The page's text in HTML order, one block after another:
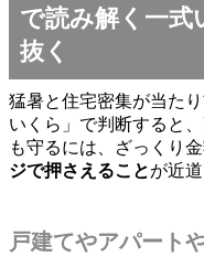
で読み解く一式
抜く
猛暑と住宅密集が当た
いくら」で判断すると
も守るには、ざっくり
ジで押さえることが近道
戸建てやアパート